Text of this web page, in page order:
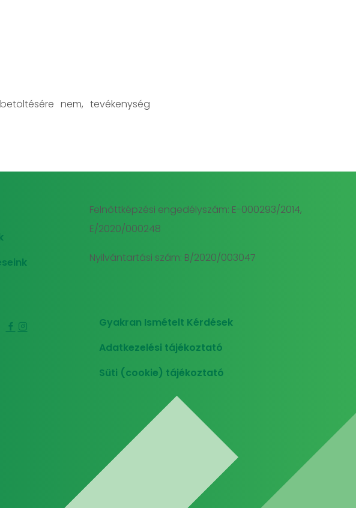
nem, tevékenység
Felnőttképzési engedélyszám: E-000293/2014,
E/2020/000248
Nyilvántartási szám: B/2020/003047
Gyakran Ismételt Kérdések
Adatkezelési tájékoztató
Süti (cookie) tájékoztató